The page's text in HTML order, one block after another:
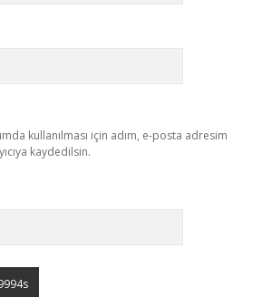
kullanılması için adım, e-posta adresim
kaydedilsin.